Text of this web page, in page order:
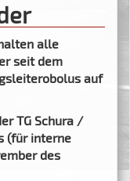
alle
seit dem
auf
TG Schura /
(für interne
des